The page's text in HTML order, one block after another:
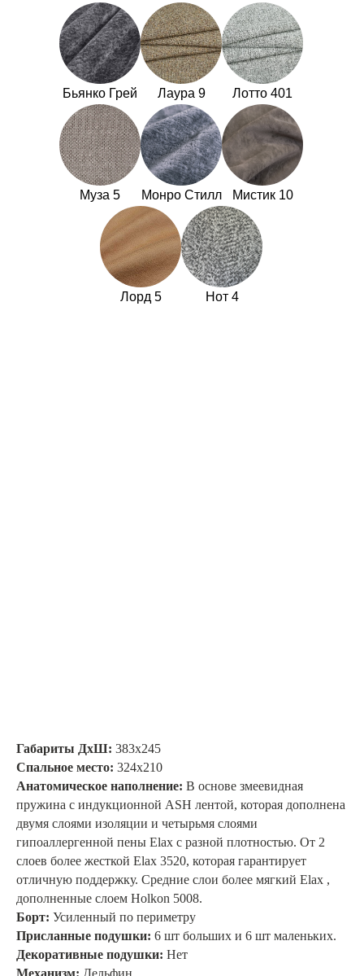
Бьянко Грей Лаура 9 Лотто 401
Муза 5 Монро Стилл Мистик 10
Лорд 5 Нот 4
Габариты ДхШ: 383х245
Спальное место: 324х210
Анатомическое наполнение: В основе змеевидная
пружина с индукционной ASH лентой, которая дополнена
двумя слоями изоляции и четырьмя слоями
гипоаллергенной пены Elax с разной плотностью. От 2
слоев более жесткой Elax 3520, которая гарантирует
отличную поддержку. Средние слои более мягкий Elax ,
дополненные слоем Holkon 5008.
Борт: Усиленный по периметру
Присланные подушки: 6 шт больших и 6 шт маленьких.
Декоративные подушки: Нет